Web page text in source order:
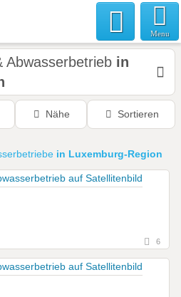
Menu
Abwasserbetrieb in
Nähe Sortieren
in Luxemburg-Region
6